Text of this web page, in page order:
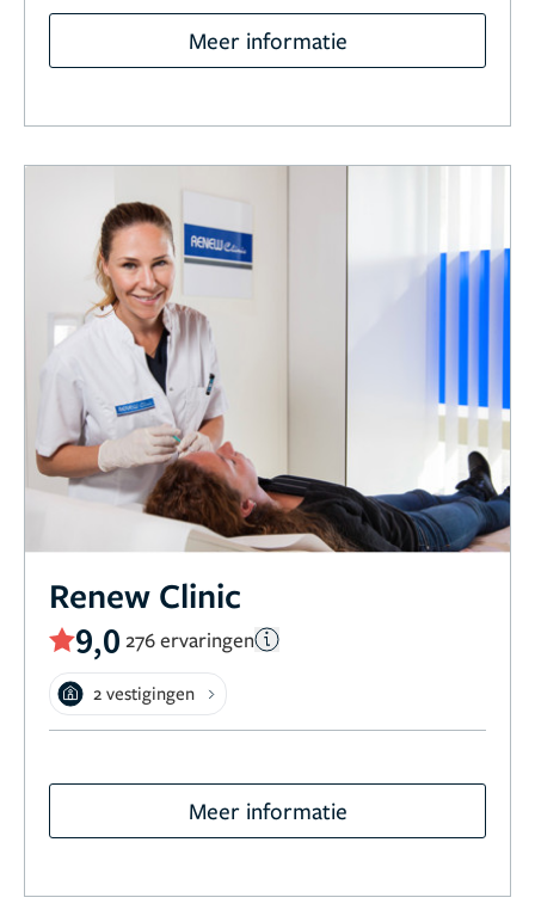
Meer informatie
Renew Clinic
9,0 276 ervaringen
2 vestigingen
Meer informatie